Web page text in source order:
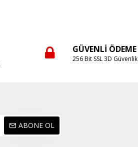
GÜVENLI ÖDEME
256 Bit SSL 3D Güvenlik
ABONE OL